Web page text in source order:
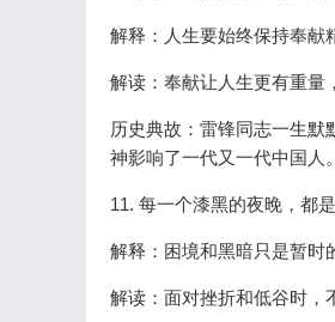
解释：人生要始终保持奉献
解读：奉献让人生更有重量
历史典故：雷锋同志一生
神影响了一代又一代中国人。
11. 每一个漆黑的夜晚，都
解释：困境和黑暗只是暂时
解读：面对挫折和低谷时，